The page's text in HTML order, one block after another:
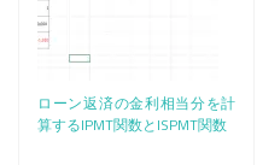
ローン返済の金利相当分を計
算するIPMT関数とISPMT関数